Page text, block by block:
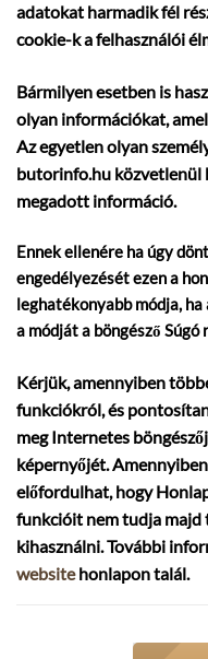
adatokat harmadik fél
cookie-k a felhasználói
Bármilyen esetben is
olyan információkat,
Az egyetlen olyan
butorinfo.hu közvetlenül
megadott információ.
Ennek ellenére ha úgy
engedélyezését ezen a
leghatékonyabb módja,
a módját a böngésző Súgó
Kérjük, amennyiben
funkciókról, és
meg Internetes
képernyőjét.
előfordulhat, hogy
funkcióit nem tudja majd
kihasználni. További
websitehonlapon talál.